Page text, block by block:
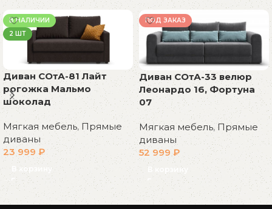
В НАЛИЧИИ
2 ШТ
Диван СОтА-81 Лайт
рогожка Мальмо
шоколад
Мягкая мебель, Прямые
диваны
23 999 ₽
В корзину
ПОД ЗАКАЗ
Диван СОтА-33 велюр
Леонардо 16, Фортуна
07
Мягкая мебель,Прямые
диваны
52 999 ₽
В корзину
Read More